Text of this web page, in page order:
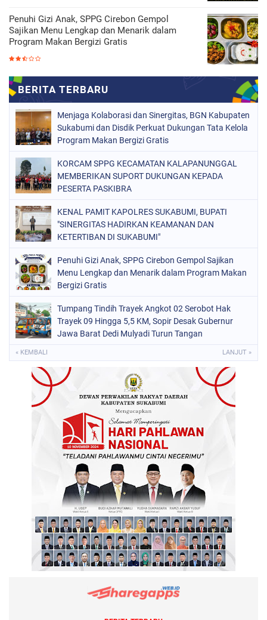
Penuhi Gizi Anak, SPPG Cirebon Gempol
Sajikan Menu Lengkap dan Menarik dalam
Program Makan Bergizi Gratis
Menjaga Kolaborasi dan Sinergitas, BGN Kabupaten
Sukabumi dan Disdik Perkuat Dukungan Tata Kelola
Program Makan Bergizi Gratis
KORCAM SPPG KECAMATAN KALAPANUNGGAL
MEMBERIKAN SUPORT DUKUNGAN KEPADA
PESERTA PASKIBRA
KENAL PAMIT KAPOLRES SUKABUMI, BUPATI
"SINERGITAS HADIRKAN KEAMANAN DAN
KETERTIBAN DI SUKABUMI"
Penuhi Gizi Anak, SPPG Cirebon Gempol Sajikan
Menu Lengkap dan Menarik dalam Program Makan
Bergizi Gratis
Tumpang Tindih Trayek Angkot 02 Serobot Hak
Trayek 09 Hingga 5,5 KM, Sopir Desak Gubernur
Jawa Barat Dedi Mulyadi Turun Tangan
« KEMBALI LANJUT »